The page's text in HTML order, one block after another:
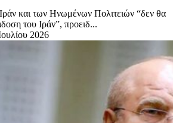
και των Ηνωμένων Πολιτειών “δεν θα
του Ιράν”, προειδ...
2026